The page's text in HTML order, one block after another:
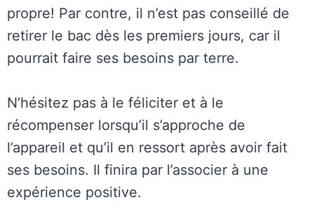
propre! Par contre, il n’est pas conseillé de
retirer le bac dès les premiers jours, car il
pourrait faire ses besoins par terre.
N’hésitez pas à le féliciter et à le
récompenser lorsqu’il s’approche de
l’appareil et qu’il en ressort après avoir fait
ses besoins. Il finira par l’associer à une
expérience positive.